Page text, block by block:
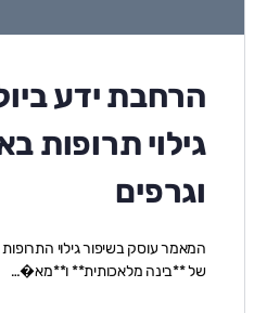
הרחבת ידע
וגרפים
המאמר עוסק בשיפור גילוי התרופות
של **בינה מלאכותית** ו**מא�…